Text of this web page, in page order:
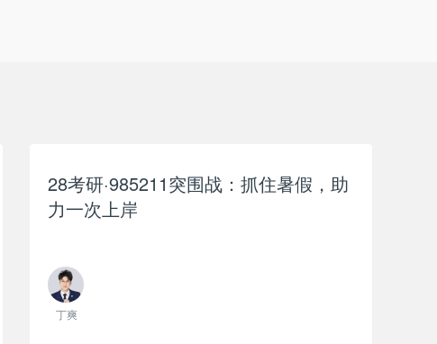
28考研·985211突围战：抓住暑假，助
力一次上岸
丁爽